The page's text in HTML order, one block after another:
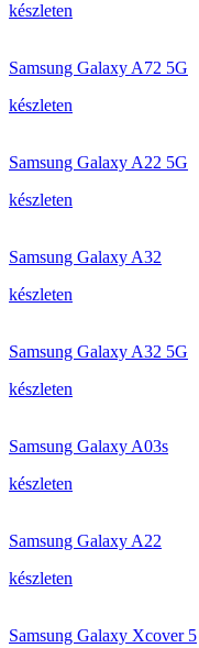
készleten
Samsung Galaxy A72 5G
készleten
Samsung Galaxy A22 5G
készleten
Samsung Galaxy A32
készleten
Samsung Galaxy A32 5G
készleten
Samsung Galaxy A03s
készleten
Samsung Galaxy A22
készleten
Samsung Galaxy Xcover 5